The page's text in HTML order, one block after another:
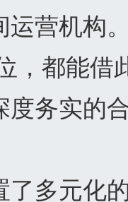
运营机构
，都能借
度务实的
了多元化